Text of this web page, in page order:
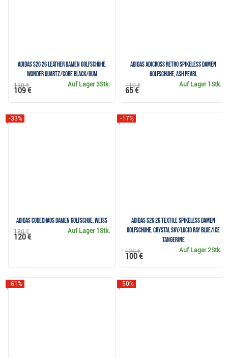
Adidas S2G 26 Leather Damen Golfschuhe,
wonder quartz/core black/gum
Auf Lager3Stk.
130 €
109 €
Adidas Adicross Retro Spikeless Damen
Golfschuhe, ash pearl
Auf Lager 1Stk.
110 €
65 €
Adidas Codechaos Damen Golfschue, weiss
-33%
Auf Lager 1Stk.
180 €
120 €
Adidas S2G 26 Textile Spikeless Damen
Golfschuhe, crystal sky/lucid ray blue/ice
tangerine
-17%
Auf Lager 2Stk.
120 €
100 €
-61% -50%